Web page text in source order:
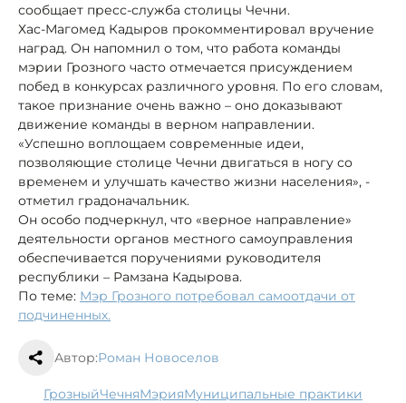
сообщает пресс-служба столицы Чечни.
Хас-Магомед Кадыров прокомментировал вручение
наград. Он напомнил о том, что работа команды
мэрии Грозного часто отмечается присуждением
побед в конкурсах различного уровня. По его словам,
такое признание очень важно – оно доказывают
движение команды в верном направлении.
«Успешно воплощаем современные идеи,
позволяющие столице Чечни двигаться в ногу со
временем и улучшать качество жизни населения», -
отметил градоначальник.
Он особо подчеркнул, что «верное направление»
деятельности органов местного самоуправления
обеспечивается поручениями руководителя
республики – Рамзана Кадырова.
По теме: Мэр Грозного потребовал самоотдачи от
подчиненных.
Автор:Роман Новоселов
Грозный Чечня мэрия
муниципальные практики